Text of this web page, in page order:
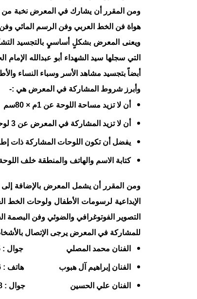
ومن المقرر أن يشارك في المعرض نخبة من
هواة فن الخط العربي وفن الرسم المائي
ويعنى المعرض بشكلٍ أساسيٍ بالتجسيد
التي سجلها سيد الشهداء أبو عبدالله الإمام
أبضاً بتجسيد مشاهد الأسر وسباء النساء
وأبرز شروط المشاركة في المعرض هي :-
أن لا تزيد مساحة اللوحة عن 1م × 80سم
أن لا تزيد المشاركة في المعرض عن 3 لوحات
يفضل أن تكون اللوحات المشاركة ذات
كتابة الاسم والهاتف والمنطقة خلف
ومن المقرر أن يشمل المعرض بالإضافة
الإبداعية لرسومات الأطفال ولوحات
التصوير الفوتوغرافي والضوئي وفن البصمة
للمشاركة في المعرض يرجى الإتصال
الفنان محمد المصلي جوال : 0505849945
الفنان إبراهيم آل هبوب هاتف : 8244536
الفنان علي الحسين جوال : 0559852968